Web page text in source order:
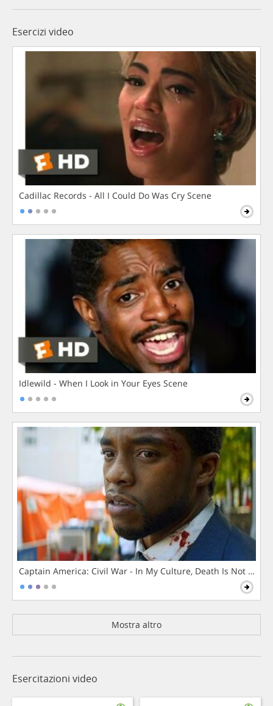
Esercizi video
Cadillac Records - All I Could Do Was Cry Scene
Idlewild - When I Look in Your Eyes Scene
Captain America: Civil War - In My Culture, Death Is Not The
Mostra altro
Esercitazioni video